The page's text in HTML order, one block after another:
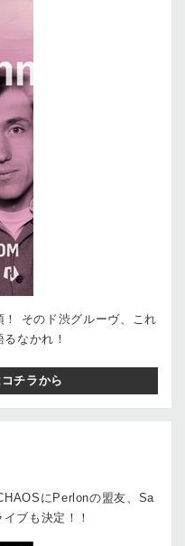
！ そのド渋グルーヴ、これ
なかれ！
チラから
にPerlonの盟友、Sa
ブも決定！！